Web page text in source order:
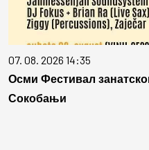
07. 08. 2026 14:35
Осми Фестивал
Сокобањи